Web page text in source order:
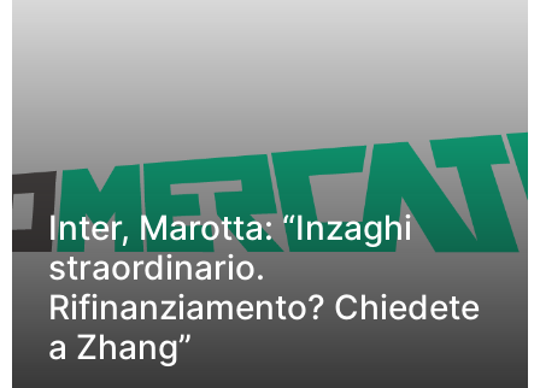
Inter, Marotta: “Inzaghi
straordinario.
Rifinanziamento? Chiedete
a Zhang”